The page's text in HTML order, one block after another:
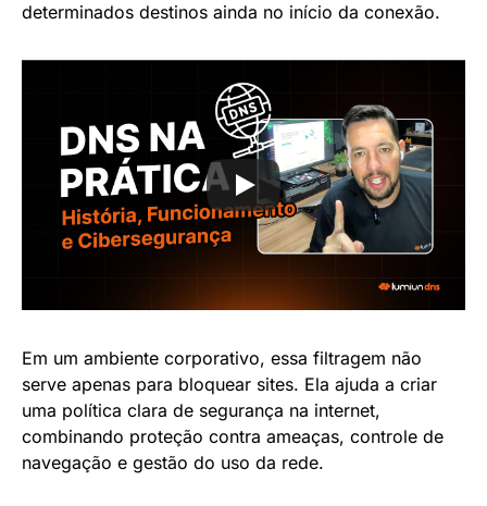
determinados destinos ainda no início da conexão.
Em um ambiente corporativo, essa filtragem não
serve apenas para bloquear sites. Ela ajuda a criar
uma política clara de segurança na internet,
combinando proteção contra ameaças, controle de
navegação e gestão do uso da rede.